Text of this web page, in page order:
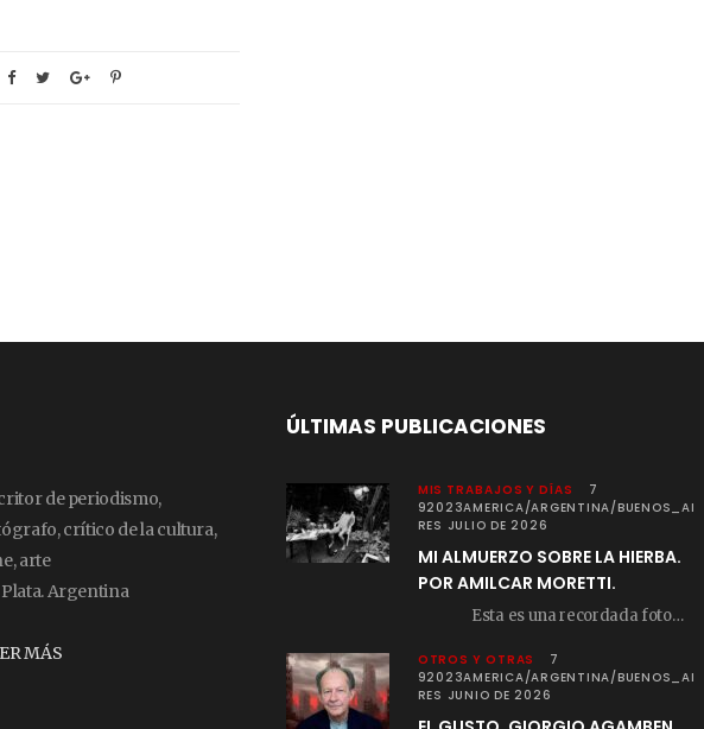
de periodismo,
crítico de la cultura,
arte
Plata. Argentina
MÁS
ÚLTIMAS PUBLICACIONES
MIS TRABAJOS Y DÍAS
7
92023AMERICA/ARGENTINA/BUENOS_AI
RES JULIO DE 2026
MI ALMUERZO SOBRE LA HIERBA.
POR AMILCAR MORETTI.
Esta es una recordada fotografía que registré…
OTROS Y OTRAS
7
92023AMERICA/ARGENTINA/BUENOS_AI
RES JUNIO DE 2026